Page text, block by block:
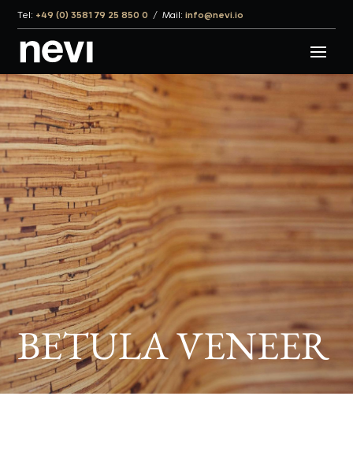
Tel: +49 (0) 3581 79 25 850 0 / Mail:info@nevi.io
BETULA VENEER